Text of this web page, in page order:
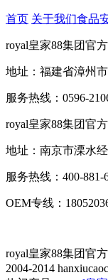
首页 关于我们食品
royal皇家88集团官
地址：福建省漳州
服务热线：0596-
royal皇家88集团官
地址：南京市溧水
服务热线：400-881-
OEM专线：
royal皇家88集团官
2004-2014